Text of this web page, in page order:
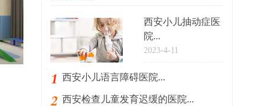
西安小儿抽动症医
院...
2023-4-11
西安小儿语言障碍医院...
西安检查儿童发育迟缓的医院...